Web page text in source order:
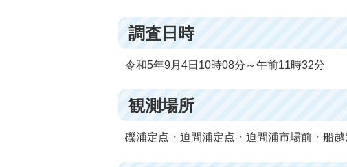
調査日時
令和5年9月4日10時08分～午前11時32分
観測場所
礫浦定点・迫間浦定点・迫間浦市場前・船